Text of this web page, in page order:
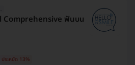
1500 บ.
Comprehensive ฟันบน
ประหยัด 13%